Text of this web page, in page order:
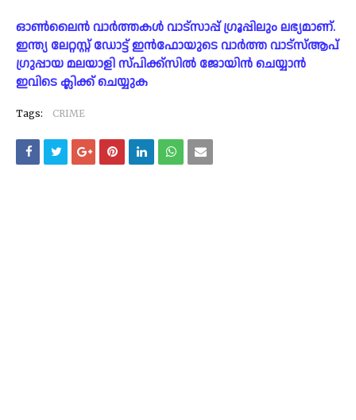
ഓൺലൈൻ വാർത്തകൾ വാട്സാപ്പ് ഗ്രൂപ്പിലും ലഭ്യമാണ്.
ഇന്ത്യ ലേറ്റസ്റ്റ് ഡോട്ട് ഇൻഫോയുടെ വാർത്ത വാട്സ്ആപ്
ഗ്രുപ്പായ മലയാളി സ്പിക്ക്സിൽ ജോയിൻ ചെയ്യാൻ
ഇവിടെ ക്ലിക്ക് ചെയ്യുക
Tags: CRIME